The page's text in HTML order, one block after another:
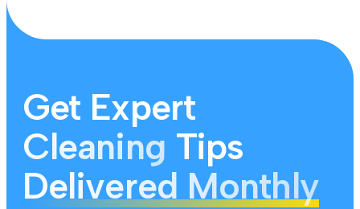
Get Expert
Cleaning Tips
Delivered Monthly